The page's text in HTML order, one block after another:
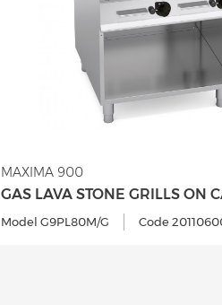
GAS LAVA STONE GRILLS ON
MAXIMA 900
Model G9PL80M/G Code